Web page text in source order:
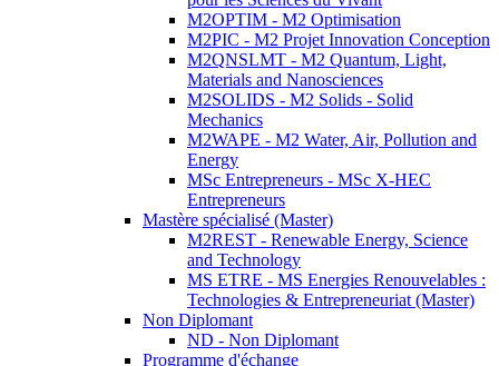
M2OPTIM - M2 Optimisation
M2PIC - M2 Projet Innovation Conception
M2QNSLMT - M2 Quantum, Light,
Materials and Nanosciences
M2SOLIDS - M2 Solids - Solid
Mechanics
M2WAPE - M2 Water, Air, Pollution and
Energy
MSc Entrepreneurs - MSc X-HEC
Entrepreneurs
Mastère spécialisé (Master)
M2REST - Renewable Energy, Science
and Technology
MS ETRE - MS Energies Renouvelables :
Technologies & Entrepreneuriat (Master)
Non Diplomant
ND - Non Diplomant
Programme d'échange